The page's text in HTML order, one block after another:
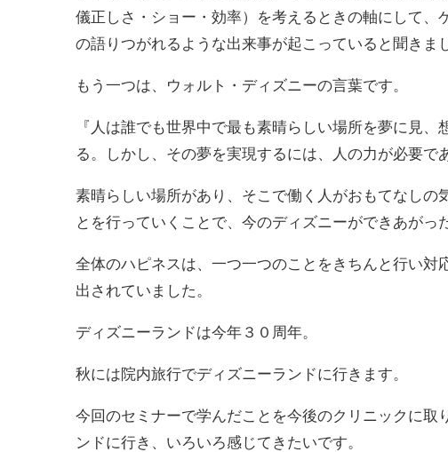
儀正しさ・ショー・効率）を考えるときの軸にして、
の語りつがれるような出来事が起こっていると聞きま
もう一つは、ウォルト・ディズニーの言葉です。
『人は誰でも世界中で最も素晴らしい場所を夢に見
る。しかし、その夢を実現するには、人の力が必要で
素晴らしい場所があり、そこで働く人がおもてなしの
とを行っていくことで、今のディズニーができあがっ
全体のハピネスは、一つ一つのことをきちんと行い対
出されていました。
ディズニーランドは今年３０周年。
秋には院内旅行でディズニーランドに行きます。
今回のセミナーで学んだことを今後のクリニックに取
ンドに行き、いろいろ感じてきたいです。